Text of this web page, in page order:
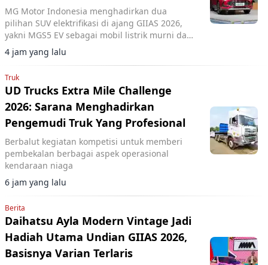
MG Motor Indonesia menghadirkan dua
pilihan SUV elektrifikasi di ajang GIIAS 2026,
yakni MGS5 EV sebagai mobil listrik murni dan
MG ZS Hybrid+ yang mengusung teknologi full
hybrid.
4 jam yang lalu
Truk
UD Trucks Extra Mile Challenge
2026: Sarana Menghadirkan
Pengemudi Truk Yang Profesional
Berbalut kegiatan kompetisi untuk memberi
pembekalan berbagai aspek operasional
kendaraan niaga
6 jam yang lalu
Berita
Daihatsu Ayla Modern Vintage Jadi
Hadiah Utama Undian GIIAS 2026,
Basisnya Varian Terlaris